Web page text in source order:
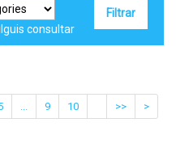
consultar
... 9 10 >> >